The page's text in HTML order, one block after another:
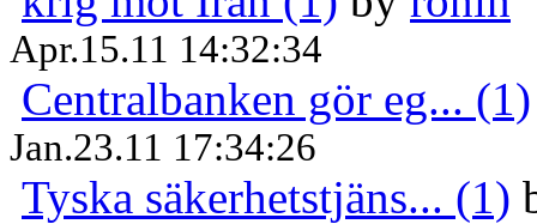
Apr.15.11 14:32:34
Centralbanken gör eg... (1)
Jan.23.11 17:34:26
Tyska säkerhetstjäns... (1)